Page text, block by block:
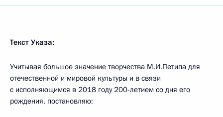
Текст Указа:
Учитывая большое значение творчества М.И.Петипа для
отечественной и мировой культуры и в связи
с исполняющимся в 2018 году 200-летием со дня его
рождения, постановляю: